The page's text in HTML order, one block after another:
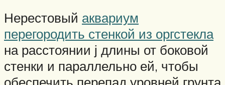
Нерестовый аквариум
перегородить стенкой из оргстекла
на расстоянии ј длины от боковой
стенки и параллельно ей, чтобы